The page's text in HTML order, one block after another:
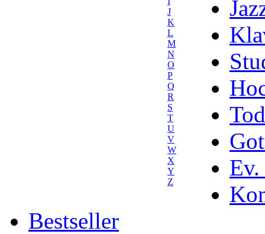
J
K
L
M
N
O
P
Q
R
S
T
U
V
W
X
Y
Z
Ev.
Bestseller